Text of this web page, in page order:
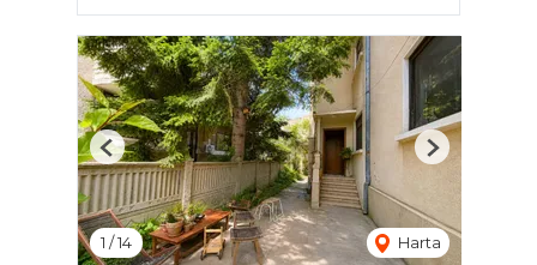
1 /14 Harta
Previous Next